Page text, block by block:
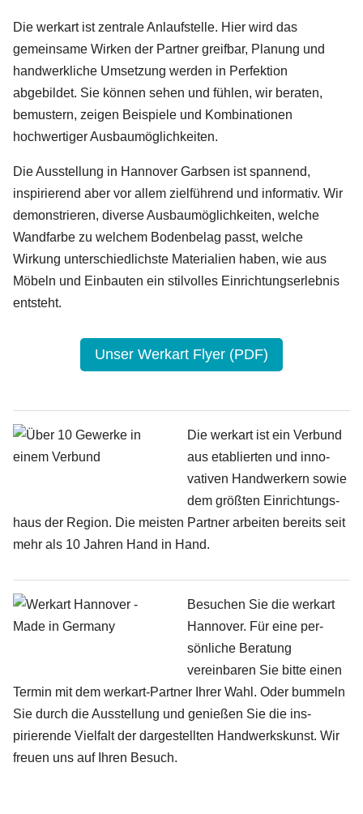
Die werkart ist zentrale Anlaufstelle. Hier wird das
gemeinsame Wirken der Partner greifbar, Planung und
handwerkliche Umsetzung werden in Perfektion
abgebildet. Sie können sehen und fühlen, wir beraten,
bemustern, zeigen Beispiele und Kombinationen
hochwertiger Ausbaumöglichkeiten.
Die Aus­stellung in Hannover Garbsen ist spannend,
inspirierend aber vor allem zielführend und informativ. Wir
demon­strieren, diverse Ausbau­möglichkeiten, welche
Wand­farbe zu welchem Bodenbelag passt, welche
Wirkung unter­schiedlichste Materialien haben, wie aus
Möbeln und Einbauten ein stilvolles Einrichtungs­erlebnis
entsteht.
Unser Werkart Flyer (PDF)
Die werkart ist ein Verbund
aus etablierten und inno­
vativen Hand­werkern sowie
dem größten Ein­richtungs­
haus der Region. Die meisten Partner arbeiten bereits seit
mehr als 10 Jahren Hand in Hand.
Besuchen Sie die werkart
Hannover. Für eine per­
sönliche Beratung
vereinbaren Sie bitte einen
Termin mit dem werkart-Partner Ihrer Wahl. Oder bummeln
Sie durch die Aus­stellung und genießen Sie die ins­
pirierende Vielfalt der dargestellten Handwerks­kunst. Wir
freuen uns auf Ihren Besuch.